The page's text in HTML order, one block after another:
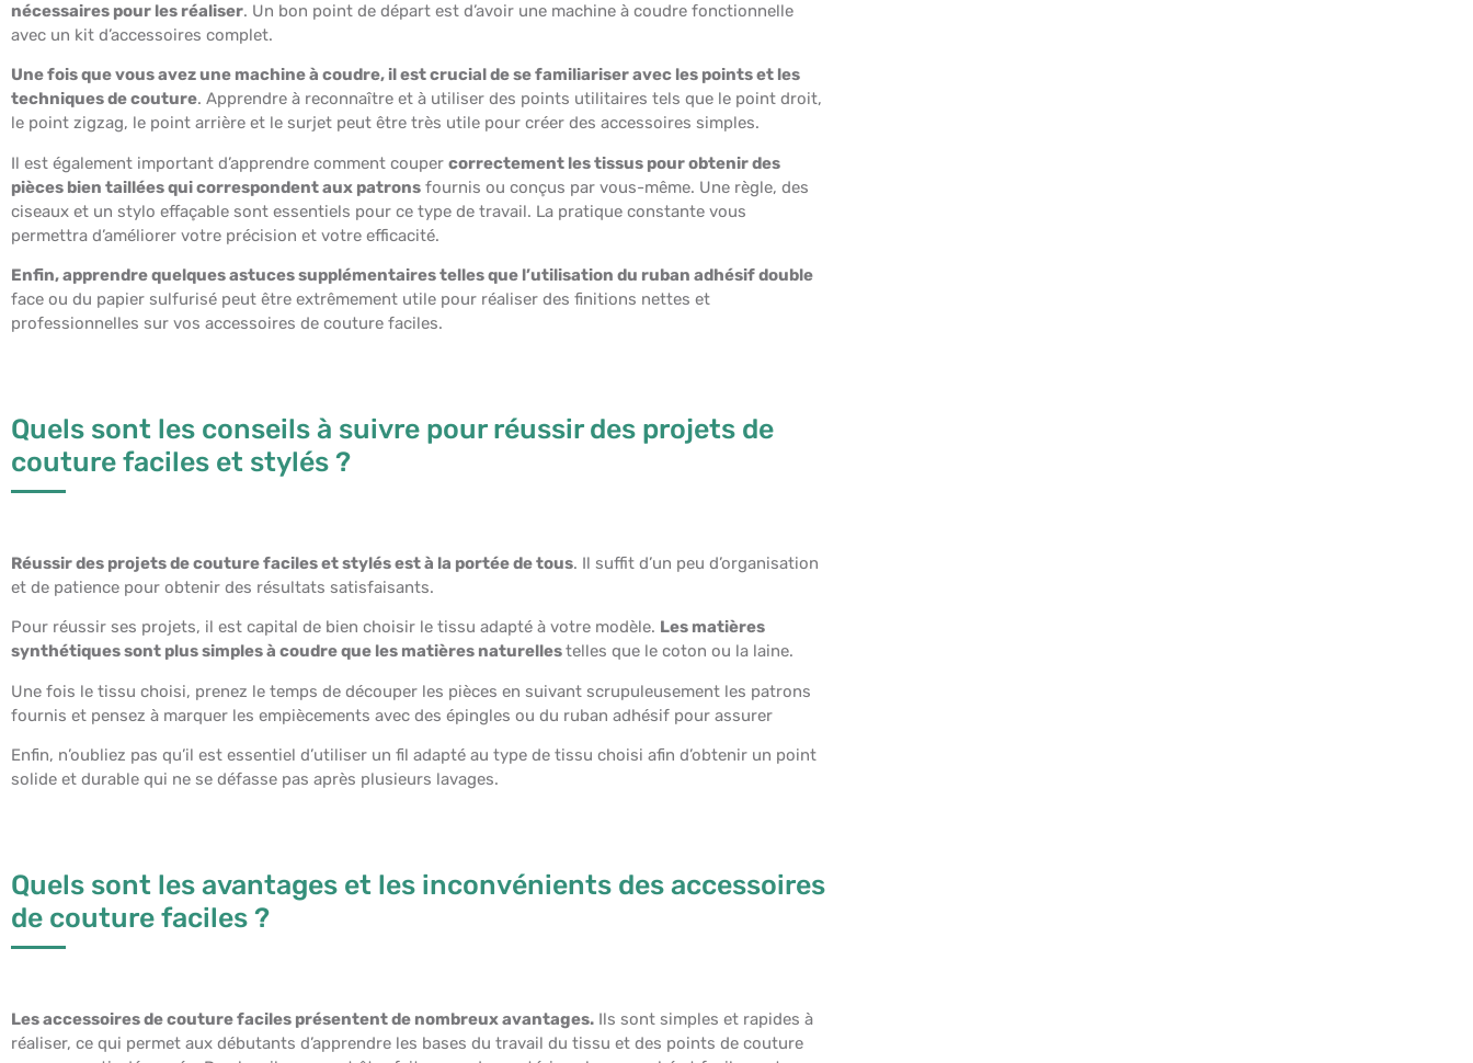
nécessaires pour les réaliser. Un bon point de départ est d’avoir une machine à coudre fonctionnelle
avec un kit d’accessoires complet.
Une fois que vous avez une machine à coudre, il est crucial de se familiariser avec les points et les
techniques de couture. Apprendre à reconnaître et à utiliser des points utilitaires tels que le point droit,
le point zigzag, le point arrière et le surjet peut être très utile pour créer des accessoires simples.
Il est également important d’apprendre comment couper correctement les tissus pour obtenir des
pièces bien taillées qui correspondent aux patrons fournis ou conçus par vous-même. Une règle, des
ciseaux et un stylo effaçable sont essentiels pour ce type de travail. La pratique constante vous
permettra d’améliorer votre précision et votre efficacité.
Enfin, apprendre quelques astuces supplémentaires telles que l’utilisation du ruban adhésif double
face ou du papier sulfurisé peut être extrêmement utile pour réaliser des finitions nettes et
professionnelles sur vos accessoires de couture faciles.
Quels sont les conseils à suivre pour réussir des projets de
couture faciles et stylés ?
Réussir des projets de couture faciles et stylés est à la portée de tous. Il suffit d’un peu d’organisation
et de patience pour obtenir des résultats satisfaisants.
Pour réussir ses projets, il est capital de bien choisir le tissu adapté à votre modèle. Les matières
synthétiques sont plus simples à coudre que les matières naturellestelles que le coton ou la laine.
Une fois le tissu choisi, prenez le temps de découper les pièces en suivant scrupuleusement les patrons
fournis et pensez à marquer les empiècements avec des épingles ou du ruban adhésif pour assurer
Enfin, n’oubliez pas qu’il est essentiel d’utiliser un fil adapté au type de tissu choisi afin d’obtenir un point
solide et durable qui ne se défasse pas après plusieurs lavages.
Quels sont les avantages et les inconvénients des accessoires
de couture faciles ?
Les accessoires de couture faciles présentent de nombreux avantages. Ils sont simples et rapides à
réaliser, ce qui permet aux débutants d’apprendre les bases du travail du tissu et des points de couture